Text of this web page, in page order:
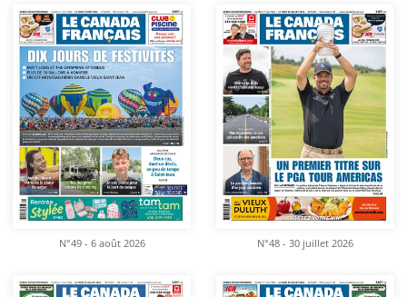
N°49 - 6 août 2026 N°48 - 30 juillet 2026